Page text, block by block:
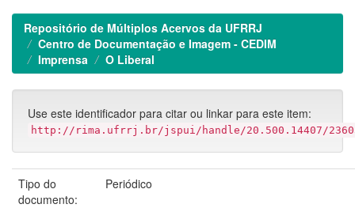
Repositório de Múltiplos Acervos da UFRRJ
Centro de Documentação e Imagem - CEDIM
Imprensa
O Liberal
Use este identificador para citar ou linkar para este item:
http://rima.ufrrj.br/jspui/handle/20.500.14407/
Tipo do
documento:
Periódico